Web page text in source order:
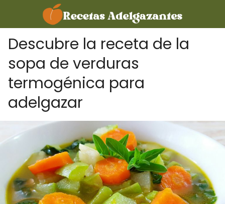
Descubre la receta de la
sopa de verduras
termogénica para
adelgazar